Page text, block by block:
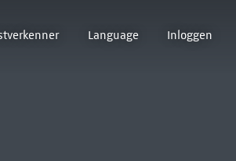
Language Inloggen